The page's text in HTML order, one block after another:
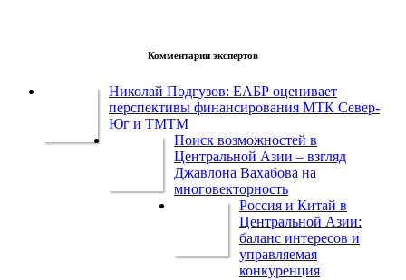
Комментарии экспертов
Николай Подгузов: ЕАБР оценивает
перспективы финансирования МТК Север-
Юг и ТМТМ
Поиск возможностей в
Центральной Азии – взгляд
Джавлона Вахабова на
многовекторность
Россия и Китай в
Центральной Азии:
баланс интересов и
управляемая
конкуренция